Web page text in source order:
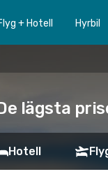
+ Hotell Hyrbil
lägsta
Hotell